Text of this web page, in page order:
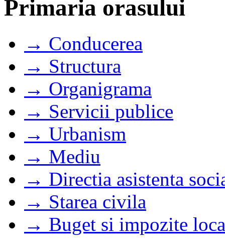
Primaria orasului
→ Conducerea
→ Structura
→ Organigrama
→ Servicii publice
→ Urbanism
→ Mediu
→ Directia asistenta
→ Starea civila
→ Buget si impozite